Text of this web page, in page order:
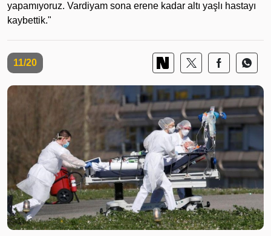
yapamıyoruz. Vardiyam sona erene kadar altı yaşlı hastayı
kaybettik."
11/20